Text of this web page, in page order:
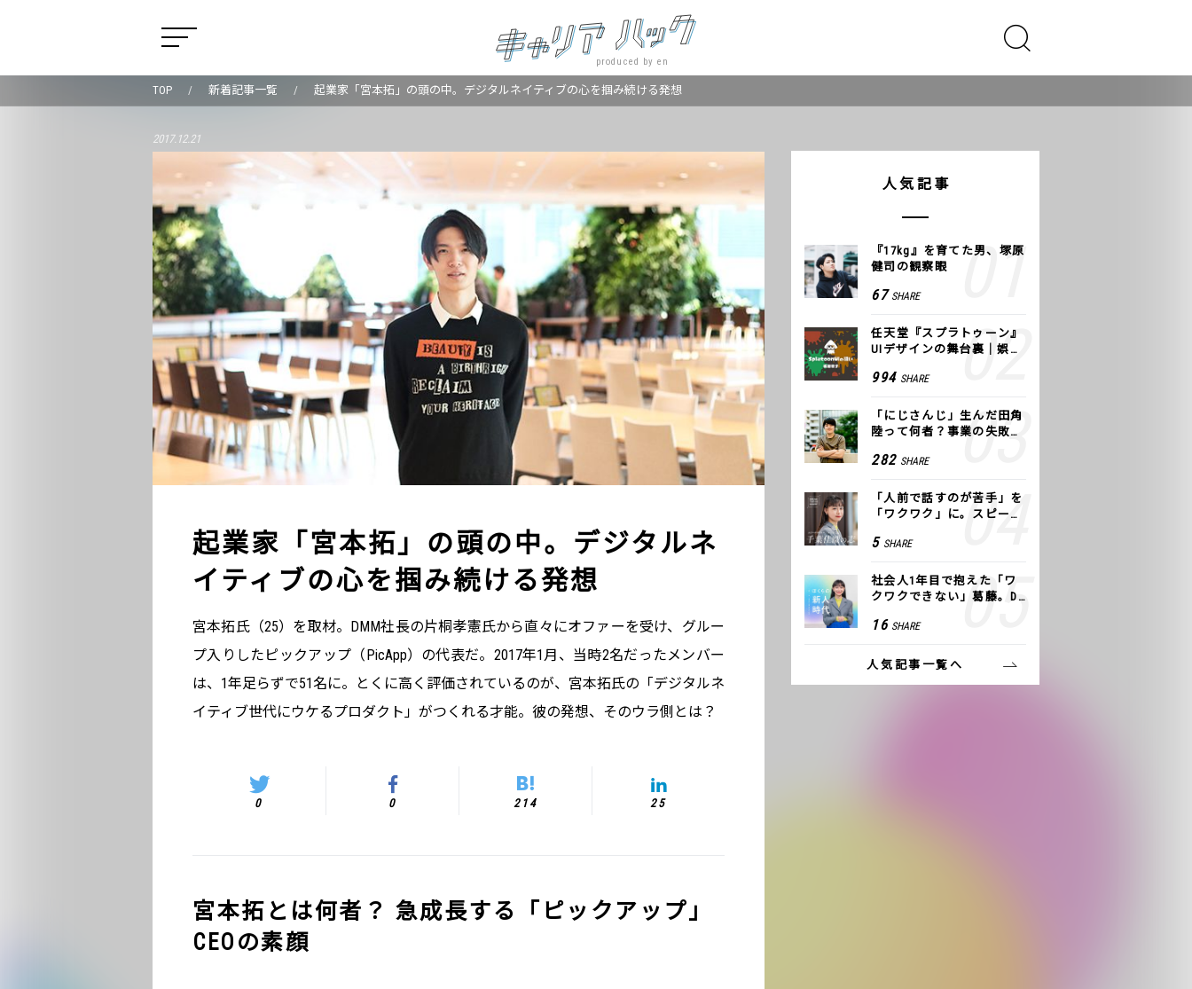
produced by en
TOP 新着記事一覧 起業家「宮本拓」の頭の中。デジタルネイティブの心を掴み続ける発想
2017.12.21
起業家「宮本拓」の頭の中。デジタルネ
イティブの心を掴み続ける発想
宮本拓氏（25）を取材。DMM社長の片桐孝憲氏から直々にオファーを受け、グルー
プ入りしたピックアップ（PicApp）の代表だ。2017年1月、当時2名だったメンバー
は、1年足らずで51名に。とくに高く評価されているのが、宮本拓氏の「デジタルネ
イティブ世代にウケるプロダクト」がつくれる才能。彼の発想、そのウラ側とは？
0 0 214 25
宮本拓とは何者？ 急成長する「ピックアップ」
CEOの素顔
人気記事
『17kg』を育てた男、塚原
健司の観察眼
67 SHARE
任天堂『スプラトゥーン』
UIデザインの舞台裏｜娯楽
994 SHARE
「にじさんじ」生んだ田角
陸って何者？事業の失敗
COLOR
282 SHARE
「人前で話すのが苦手」を
「ワクワク」に。スピーチ
方トレーニング」に込めた
5 SHARE
社会人1年目で抱えた「ワ
クワクできない」葛藤。De
つけた、私の生きる道
16 SHARE
人気記事一覧へ